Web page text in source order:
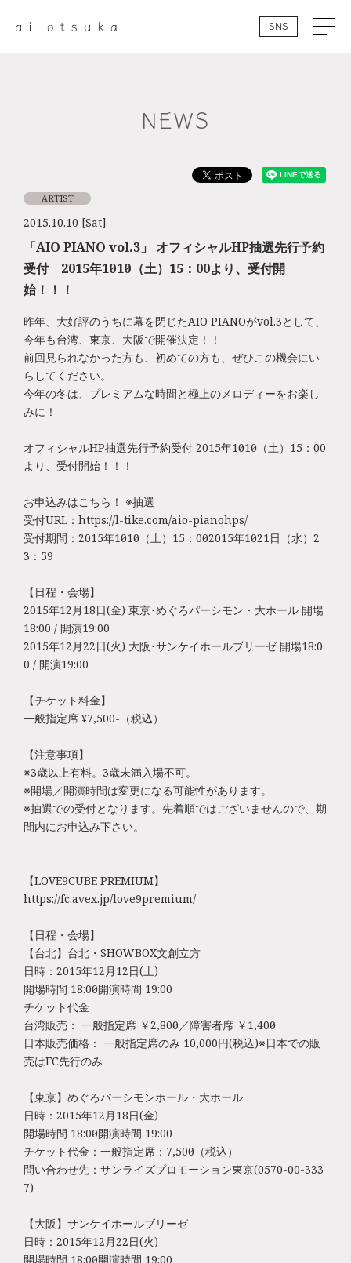
SNS
NEWS
2015.10.10 [Sat]
ARTIST
「AIO PIANO vol.3」 オフィシャルHP抽選先行予約
受付 2015年10月10日（土）15：00より、受付開
始！！！
昨年、大好評のうちに幕を閉じたAIO PIANOがvol.3として、
今年も台湾、東京、大阪で開催決定！！
前回見られなかった方も、初めての方も、ぜひこの機会にい
らしてください。
今年の冬は、プレミアムな時間と極上のメロディーをお楽し
みに！
オフィシャルHP抽選先行予約受付 2015年10月10日（土）15：00
より、受付開始！！！
お申込みはこちら！ ※抽選
受付URL：https://l-tike.com/aio-pianohps/
受付期間：2015年10月10日（土）15：00～2015年10月21日（水）2
3：59
【日程・会場】
2015年12月18日(金) 東京･めぐろパーシモン・大ホール 開場
18:00 / 開演19:00
2015年12月22日(火) 大阪･サンケイホールブリーゼ 開場18:0
0 / 開演19:00
【チケット料金】
一般指定席 ¥7,500-（税込）
【注意事項】
※3歳以上有料。3歳未満入場不可。
※開場／開演時間は変更になる可能性があります。
※抽選での受付となります。先着順ではございませんので、期
間内にお申込み下さい。
【LOVE9CUBE PREMIUM】
https://fc.avex.jp/love9premium/
【日程・会場】
【台北】台北・SHOWBOX文創立方
日時：2015年12月12日(土)
開場時間 18:00／開演時間 19:00
チケット代金
台湾販売： 一般指定席 ￥2,800元／障害者席 ￥1,400元
日本販売価格： 一般指定席のみ 10,000円(税込)※日本での販
売はFC先行のみ
【東京】めぐろパーシモンホール・大ホール
日時：2015年12月18日(金)
開場時間 18:00／開演時間 19:00
チケット代金：一般指定席：7,500円（税込）
問い合わせ先：サンライズプロモーション東京(0570-00-333
7)
【大阪】サンケイホールブリーゼ
日時：2015年12月22日(火)
開場時間 18:00／開演時間 19:00